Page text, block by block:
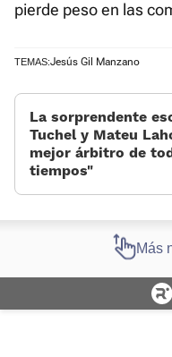
pierde peso en las
TEMAS:Jesús Gil Manzano
La sorprendente
Tuchel y Mateu
mejor árbitro de
tiempos”
Más